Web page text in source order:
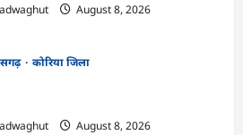
August 8, 2026
कोरिया जिला
August 8, 2026